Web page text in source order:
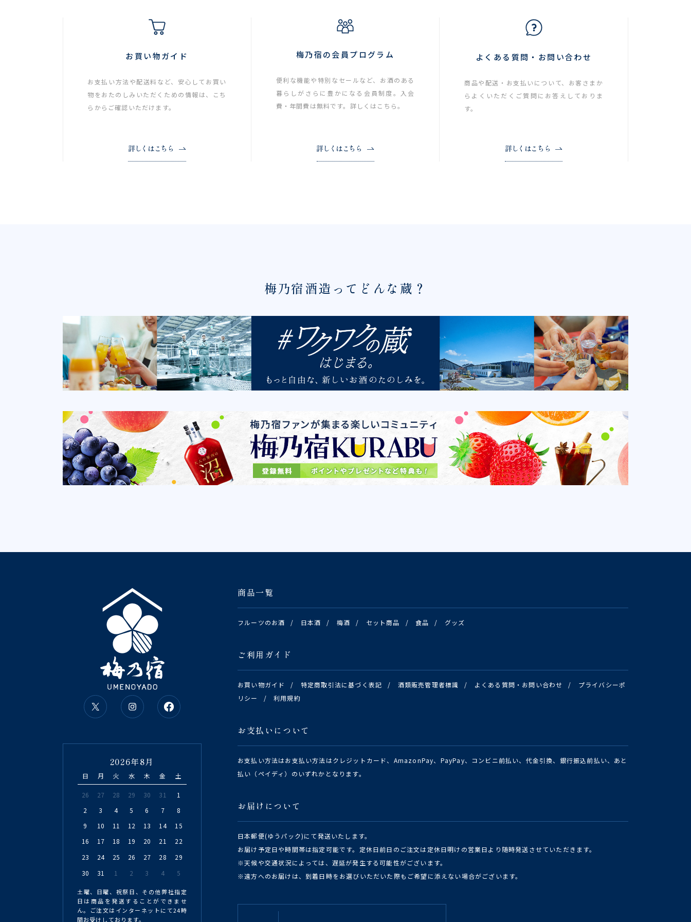
お買い物ガイド
お支払い方法や配送料など、安心してお買い
物をおたのしみいただくための情報は、こち
らからご確認いただけます。
詳しくはこちら
梅乃宿の会員プログラム
便利な機能や特別なセールなど、お酒のある
暮らしがさらに豊かになる会員制度。入会
費・年間費は無料です。詳しくはこちら。
詳しくはこちら
よくある質問・お問い合わせ
商品や配送・お支払いについて、お客さまか
らよくいただくご質問にお答えしておりま
す。
詳しくはこちら
梅乃宿酒造ってどんな蔵？
商品一覧
フルーツのお酒 / 日本酒 / 梅酒 / セット商品 / 食品 / グッズ
ご利用ガイド
お買い物ガイド / 特定商取引法に基づく表記 / 酒類販売管理者標識 / よくある質問・お問い合わせ /
プライバシーポ
リシー
/ 利用規約
お支払いについて
お支払い方法はお支払い方法はクレジットカード、AmazonPay、PayPay、コンビニ前払い、代金引換、銀行振込前払い、あと
払い（ペイディ）のいずれかとなります。
お届けについて
日本郵便(ゆうパック)にて発送いたします。
お届け予定日や時間帯は指定可能です。定休日前日のご注文は定休日明けの営業日より随時発送させていただきます。
※天候や交通状況によっては、遅延が発生する可能性がございます。
※遠方へのお届けは、到着日時をお選びいただいた際もご希望に添えない場合がございます。
2026年8月
日 月 火 水 木 金 土
26 27 28 29 30 31
1
2
3 4 5 6 7
8
9
10 11 12 13 14
15
16
17 18 19 20 21
22
23
24 25 26 27 28
29
30
31 1 2 3 4 5
土曜、日曜、祝祭日、その他弊社指定
日は商品を発送することができませ
ん。ご注文はインターネットにて24時
間お受けしております。